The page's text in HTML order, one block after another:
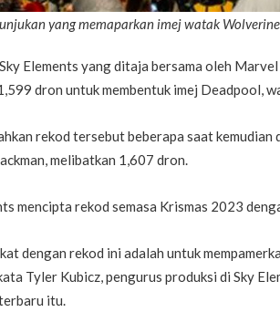
yang memaparkan imej watak
Elements yang ditaja bersama oleh
dron untuk membentuk imej Deadpool,
rekod tersebut beberapa saat
melibatkan 1,607 dron.
mencipta rekod semasa Krismas 2023
dengan rekod ini adalah untuk
Tyler Kubicz, pengurus produksi di Sky
itu.